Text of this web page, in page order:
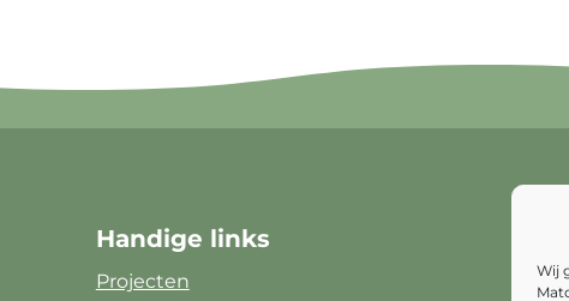
Wij
Handige links
Projecten